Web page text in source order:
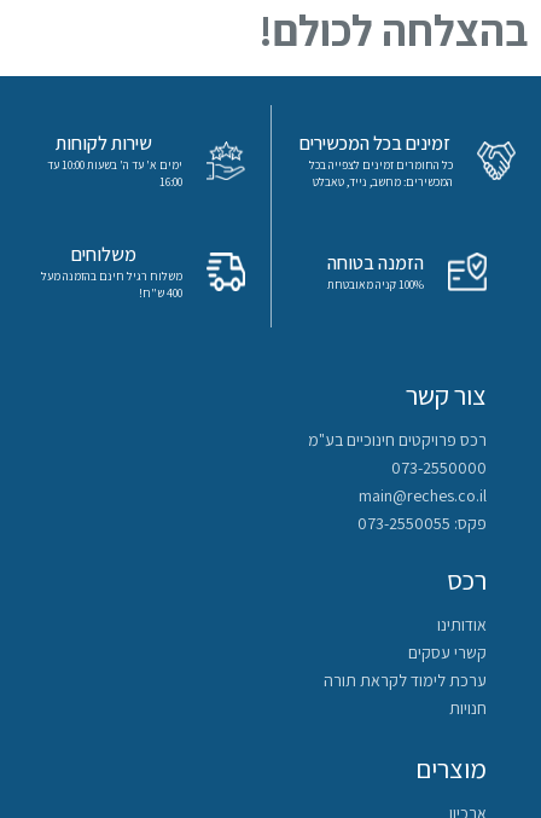
שלנו
מיקודים
לשון
ערבית
תנ”ך
מתמטיקה
גיאוגרפיה
פסיכולוגיה
אזרחות
היסטוריה
תרבות
בהצלחה לכולם!
זמינים בכל המכשירים
כל החומרים זמינים לצפייה בכל
המכשירים: מחשב, נייד, טאבלט
שירות לקוחות
ימים א' עד ה' בשעות 10:00 עד
16:00
הזמנה בטוחה
100% קניה מאובטחת
משלוחים
משלוח רגיל חינם בהזמנה מעל
400 ש"ח!
צור קשר
רכס פרויקטים חינוכיים בע"מ
073-2550000
main@reches.co.il
פקס: 073-2550055
רכס
אודותינו
קשרי עסקים
ערכת לימוד לקראת תורה
חנויות
מוצרים
ארכיון